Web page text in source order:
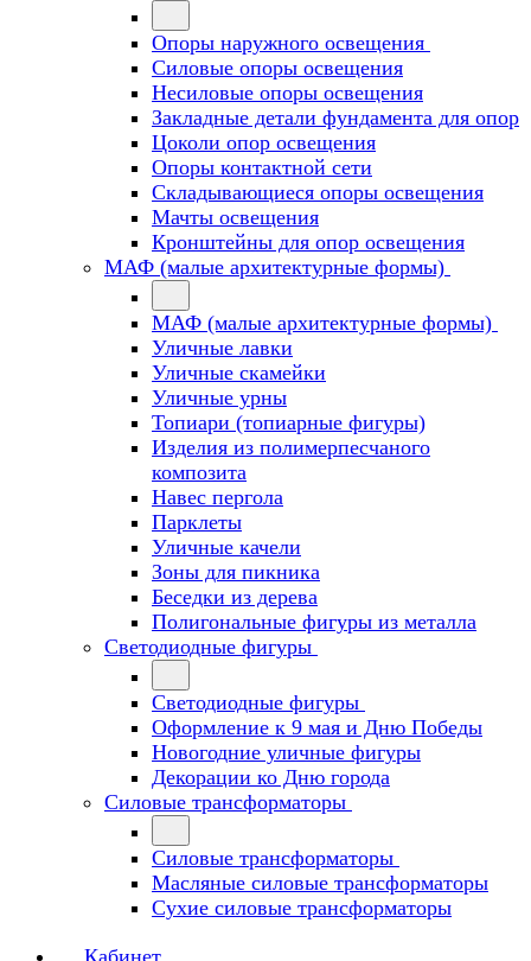
Опоры наружного освещения
Силовые опоры освещения
Несиловые опоры освещения
Закладные детали фундамента для опор
Цоколи опор освещения
Опоры контактной сети
Cкладывающиеся опоры освещения
Мачты освещения
Кронштейны для опор освещения
МАФ (малые архитектурные формы)
МАФ (малые архитектурные формы)
Уличные лавки
Уличные скамейки
Уличные урны
Топиари (топиарные фигуры)
Изделия из полимерпесчаного
композита
Навес пергола
Парклеты
Уличные качели
Зоны для пикника
Беседки из дерева
Полигональные фигуры из металла
Светодиодные фигуры
Светодиодные фигуры
Оформление к 9 мая и Дню Победы
Новогодние уличные фигуры
Декорации ко Дню города
Силовые трансформаторы
Силовые трансформаторы
Масляные силовые трансформаторы
Сухие силовые трансформаторы
Кабинет